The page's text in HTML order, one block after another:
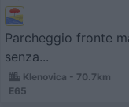
Parcheggio fronte
senza...
Klenovica - 70.7km
E65